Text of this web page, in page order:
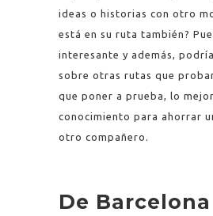
ideas o historias con otro
está en su ruta también?
interesante y además,
sobre otras rutas que
que poner a prueba, lo
conocimiento para ahorrar
otro compañero.
De